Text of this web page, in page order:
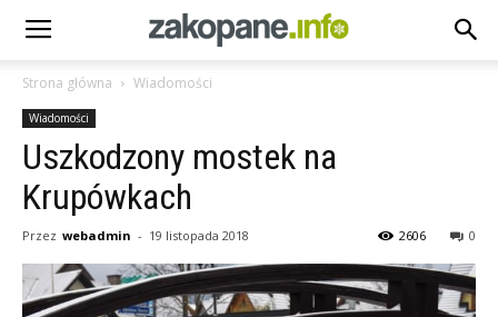
Strona główna Wiadomości
Wiadomości
Uszkodzony mostek na
Krupówkach
Przez webadmin - 19 listopada 2018 0
2606